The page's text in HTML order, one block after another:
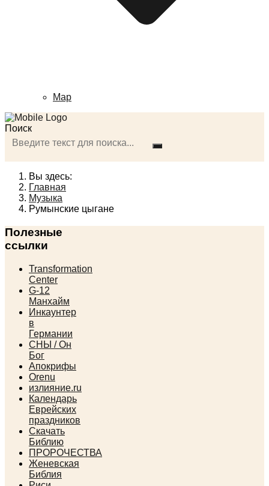
Map
Поиск
Вы здесь:
Главная
Музыка
Румынские цыгане
Полезные
ссылки
Transformation
Center
G-12
Манхайм
Инкаунтер
в
Германии
СНЫ / Он
Бог
Апокрифы
Orenu
излияние.ru
Календарь
Еврейских
праздников
Скачать
Библию
ПРОРОЧЕСТВА
Женевская
Библия